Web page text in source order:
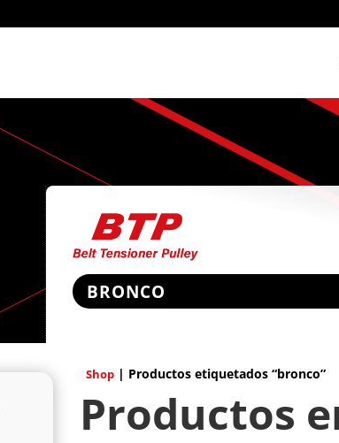
BRONCO
Shop| Productos etiquetados “bronco”
Productos